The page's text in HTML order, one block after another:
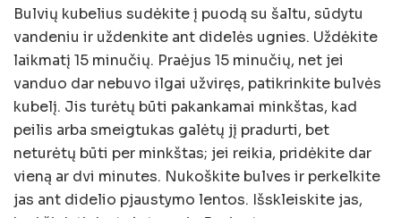
Bulvių kubelius sudėkite į puodą su šaltu, sūdytu
vandeniu ir uždenkite ant didelės ugnies. Uždėkite
laikmatį 15 minučių. Praėjus 15 minučių, net jei
vanduo dar nebuvo ilgai užviręs, patikrinkite bulvės
kubelį. Jis turėtų būti pakankamai minkštas, kad
peilis arba smeigtukas galėtų jį pradurti, bet
neturėtų būti per minkštas; jei reikia, pridėkite dar
vieną ar dvi minutes. Nukoškite bulves ir perkelkite
jas ant didelio pjaustymo lentos. Išskleiskite jas,